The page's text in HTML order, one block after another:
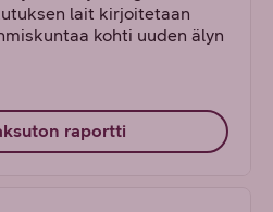
lait kirjoitetaan
kohti uuden älyn
raportti